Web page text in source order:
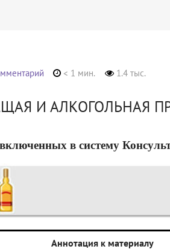
< 1 мин. 1.4 тыс.
И АЛКОГОЛЬНАЯ
в систему
Аннотация к материалу